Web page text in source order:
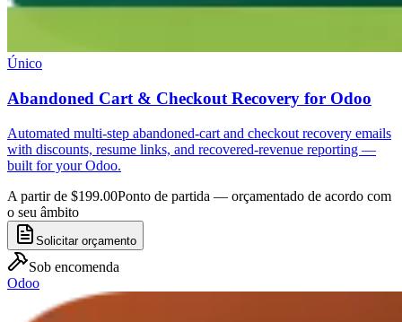
Único
Abandoned Cart & Checkout Recovery for Odoo
Automated multi-step abandoned-cart and checkout recovery emails
with discounts, resume links, and recovered-revenue reporting —
built for your Odoo.
A partir de $199.00Ponto de partida — orçamentado de acordo com
o seu âmbito
Solicitar orçamento
Sob encomenda
Odoo